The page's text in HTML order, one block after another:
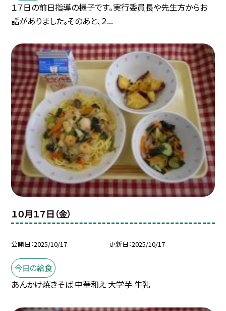
１７日の前日指導の様子です。実行委員長や先生方からお
話がありました。そのあと、２...
１０月１７日（金）
公開日 2025/10/17 更新日 2025/10/17
今日の給食
あんかけ焼きそば 中華和え 大学芋 牛乳